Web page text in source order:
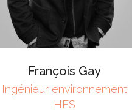
François Gay
Ingénieur environnement
HES